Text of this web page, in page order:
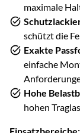
maximale
schützt die
Exakte
einfache
Hohe
hohen
Einsatzbereiche: